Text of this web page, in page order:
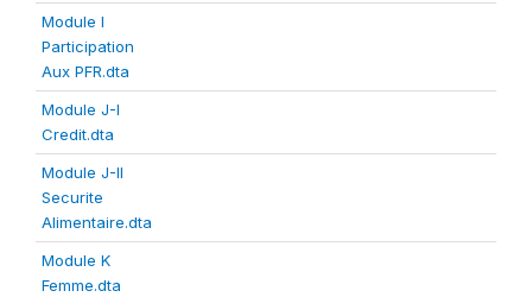
Module I
Participation
Aux PFR.dta
Module J-I
Credit.dta
Module J-II
Securite
Alimentaire.dta
Module K
Femme.dta